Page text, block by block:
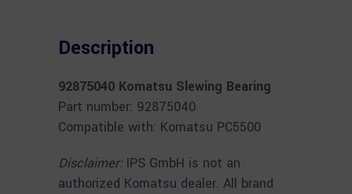
Description
92875040 Komatsu Slewing Bearing
Part number: 92875040
Compatible with: Komatsu PC5500
Disclaimer: IPS GmbH is not an
authorized Komatsu dealer. All brand